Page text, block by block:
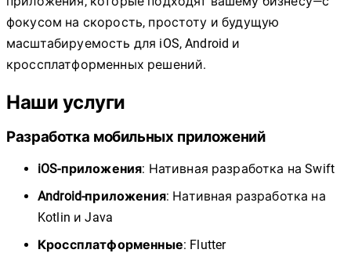
фокусом на скорость, простоту и будущую
масштабируемость для iOS, Android и
кроссплатформенных решений.
Наши услуги
Разработка мобильных приложений
iOS-приложения: Нативная разработка на Swift
Android-приложения: Нативная разработка на
Kotlin и Java
Кроссплатформенные: Flutter